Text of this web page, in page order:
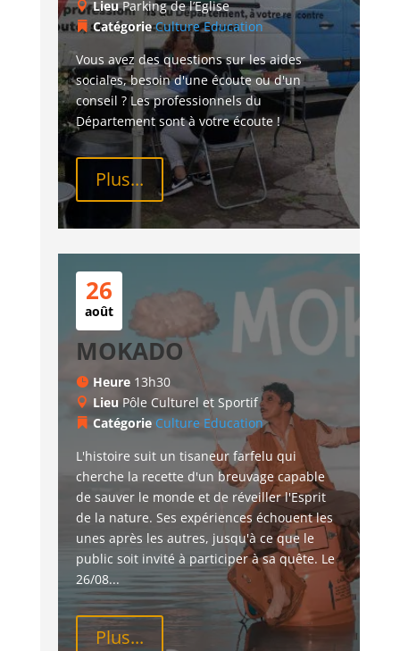
LieuParking de l’Eglise
CatégorieCulture Education
Vous avez des questions sur les aides
sociales, besoin d'une écoute ou d'un
conseil ? Les professionnels du
Département sont à votre écoute !
Plus...
26
août
MOKADO
Heure 13h30
Lieu Pôle Culturel et Sportif
Catégorie Culture Education
L'histoire suit un tisaneur farfelu qui
cherche la recette d'un breuvage capable
de sauver le monde et de réveiller l'Esprit
de la nature. Ses expériences échouent les
unes après les autres, jusqu'à ce que le
public soit invité à participer à sa quête. Le
26/08...
Plus...